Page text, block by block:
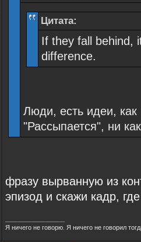
Цитата:
If they fall behind,
difference.
Люди, есть идеи,
"Рассыпается", ни
фразу вырванную из
эпизод и скажи кадр,
Я ничего не говорю. Я ничего не говорил